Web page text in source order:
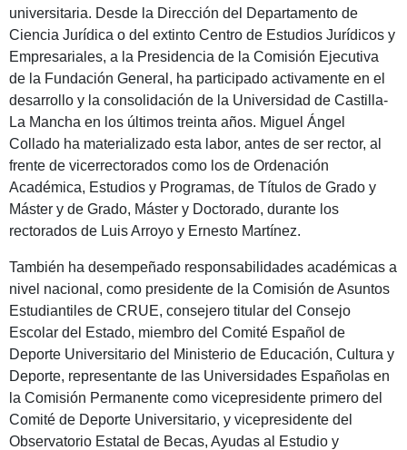
universitaria. Desde la Dirección del Departamento de
Ciencia Jurídica o del extinto Centro de Estudios Jurídicos y
Empresariales, a la Presidencia de la Comisión Ejecutiva
de la Fundación General, ha participado activamente en el
desarrollo y la consolidación de la Universidad de Castilla-
La Mancha en los últimos treinta años. Miguel Ángel
Collado ha materializado esta labor, antes de ser rector, al
frente de vicerrectorados como los de Ordenación
Académica, Estudios y Programas, de Títulos de Grado y
Máster y de Grado, Máster y Doctorado, durante los
rectorados de Luis Arroyo y Ernesto Martínez.
También ha desempeñado responsabilidades académicas a
nivel nacional, como presidente de la Comisión de Asuntos
Estudiantiles de CRUE, consejero titular del Consejo
Escolar del Estado, miembro del Comité Español de
Deporte Universitario del Ministerio de Educación, Cultura y
Deporte, representante de las Universidades Españolas en
la Comisión Permanente como vicepresidente primero del
Comité de Deporte Universitario, y vicepresidente del
Observatorio Estatal de Becas, Ayudas al Estudio y